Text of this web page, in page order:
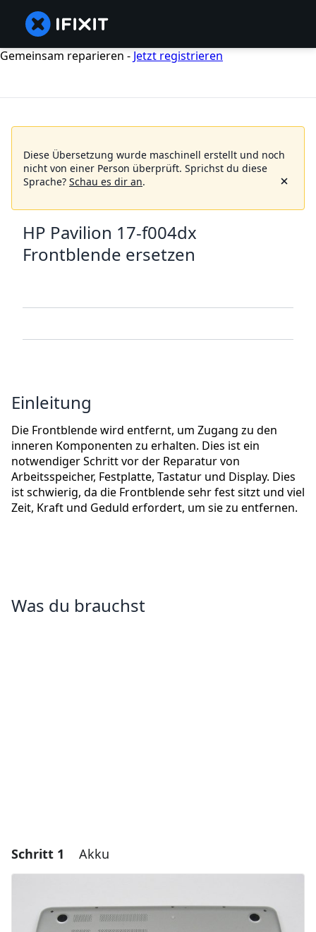
Gemeinsam reparieren - Jetzt registrieren
Diese Übersetzung wurde maschinell erstellt und noch
nicht von einer Person überprüft. Sprichst du diese
Sprache? Schau es dir an.
HP Pavilion 17-f004dx
Frontblende ersetzen
Einleitung
Die Frontblende wird entfernt, um Zugang zu den
inneren Komponenten zu erhalten. Dies ist ein
notwendiger Schritt vor der Reparatur von
Arbeitsspeicher, Festplatte, Tastatur und Display. Dies
ist schwierig, da die Frontblende sehr fest sitzt und viel
Zeit, Kraft und Geduld erfordert, um sie zu entfernen.
Was du brauchst
Schritt 1 Akku